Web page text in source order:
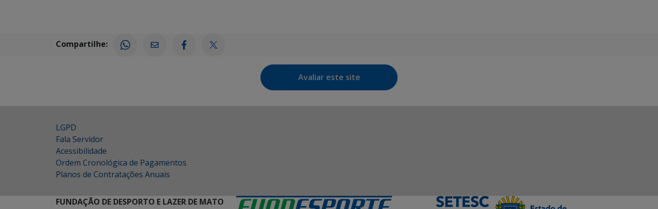
Compartilhe:
Avaliar este site
LGPD
Fala Servidor
Acessibilidade
Ordem Cronológica de Pagamentos
Planos de Contratações Anuais
FUNDAÇÃO DE DESPORTO E LAZER DE MATO